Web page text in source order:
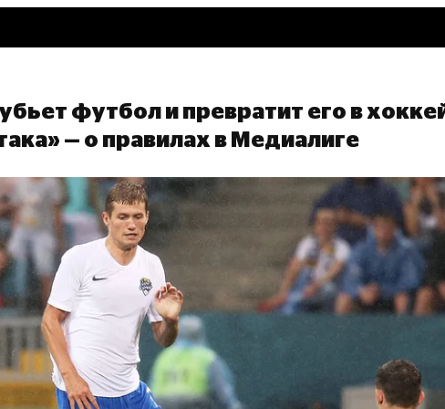
футбол и превратит его в
— о правилах в Медиалиге